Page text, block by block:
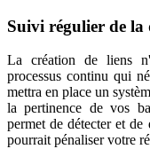
Suivi régulier de la
La création de liens
processus continu qui
mettra en place un
la pertinence de vos
permet de détecter et
pourrait pénaliser votre